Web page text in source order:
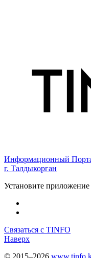
Информационный
г. Талдыкорган
Установите
Связаться с TINFO
Наверх